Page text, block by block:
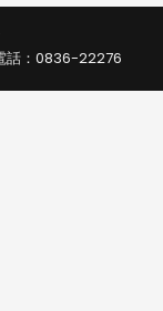
話：0836-22276